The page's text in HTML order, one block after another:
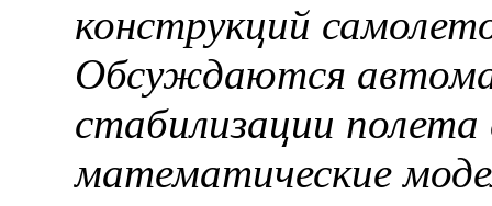
конструкций
Обсуждаются
стабилизации
математические